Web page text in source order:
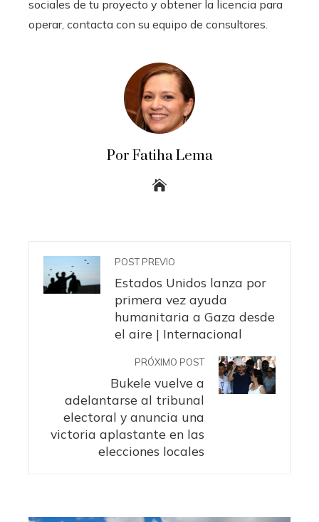
sociales de tu proyecto y obtener la licencia para
operar, contacta con su equipo de consultores.
Por Fatiha Lema
POST PREVIO
Estados Unidos lanza por
primera vez ayuda
humanitaria a Gaza desde
el aire | Internacional
PRÓXIMO POST
Bukele vuelve a
adelantarse al tribunal
electoral y anuncia una
victoria aplastante en las
elecciones locales